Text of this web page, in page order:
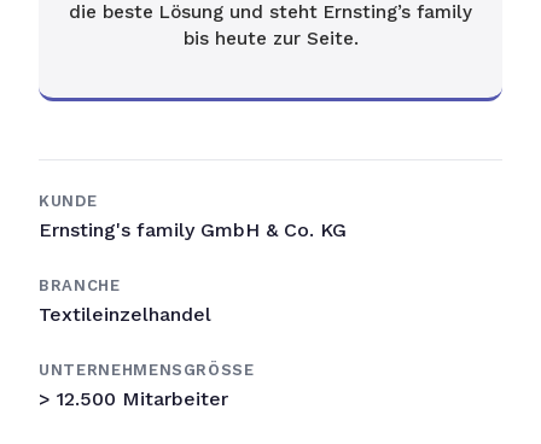
die beste Lösung und steht Ernsting’s family
bis heute zur Seite.
KUNDE
Ernsting's family GmbH & Co. KG
BRANCHE
Textileinzelhandel
UNTERNEHMENSGRÖSSE
> 12.500 Mitarbeiter